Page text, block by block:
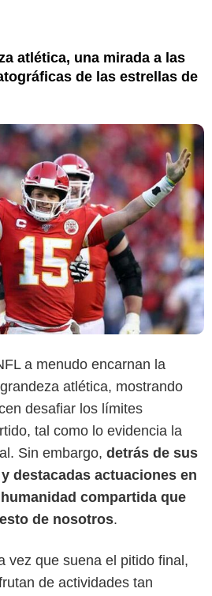
atlética, una mirada a las
de las estrellas de
a menudo encarnan la
atlética, mostrando
desafiar los límites
tal como lo evidencia la
Sin embargo, detrás de sus
destacadas actuaciones en
compartida que
de nosotros.
vez que suena el pitido final,
de actividades tan